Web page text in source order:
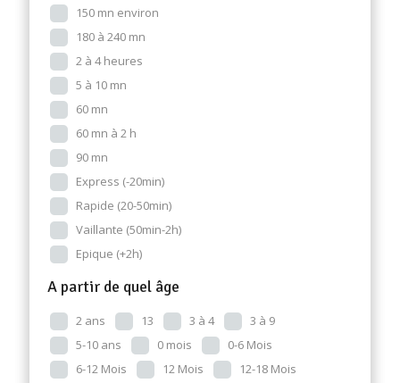
150 mn environ
180 à 240 mn
2 à 4 heures
5 à 10 mn
60 mn
60 mn à 2 h
90 mn
Express (-20min)
Rapide (20-50min)
Vaillante (50min-2h)
Epique (+2h)
A partir de quel âge
2 ans 13 3 à 4
3 à 9
5-10 ans
0 mois
0-6 Mois
6-12 Mois
12 Mois
12-18 Mois